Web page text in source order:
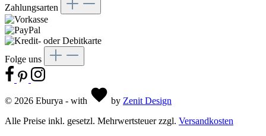
Zahlungsarten
Folge uns
© 2026 Eburya - with by Zenit Design
Alle Preise inkl. gesetzl. Mehrwertsteuer zzgl. Versandkosten